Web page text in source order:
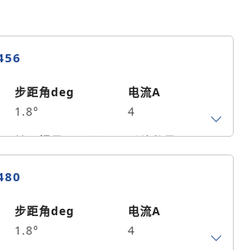
步距角deg
1.8°
电流A
4
转子惯量g.cm²
300
引线数量
4
单出轴
56
步距角deg
1.8°
电流A
4